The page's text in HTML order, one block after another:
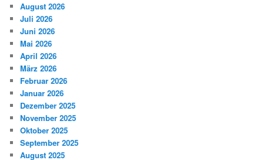
August 2026
Juli 2026
Juni 2026
Mai 2026
April 2026
März 2026
Februar 2026
Januar 2026
Dezember 2025
November 2025
Oktober 2025
September 2025
August 2025